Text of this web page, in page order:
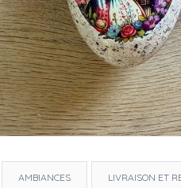
AMBIANCES LIVRAISON ET